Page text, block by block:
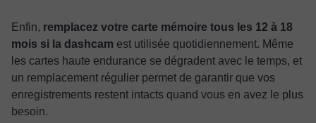
Enfin, remplacez votre carte mémoire tous les 12 à 18
mois si la dashcam est utilisée quotidiennement. Même
les cartes haute endurance se dégradent avec le temps, et
un remplacement régulier permet de garantir que vos
enregistrements restent intacts quand vous en avez le plus
besoin.